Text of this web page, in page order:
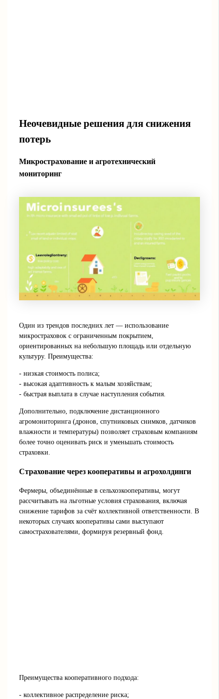
Неочевидные решения для снижения
потерь
Микрострахование и агротехнический
мониторинг
Один из трендов последних лет — использование
микростраховок с ограниченным покрытием,
ориентированных на небольшую площадь или отдельную
культуру. Преимущества:
- низкая стоимость полиса;
- высокая адаптивность к малым хозяйствам;
- быстрая выплата в случае наступления события.
Дополнительно, подключение дистанционного
агромониторинга (дронов, спутниковых снимков, датчиков
влажности и температуры) позволяет страховым компаниям
более точно оценивать риск и уменьшать стоимость
страховки.
Страхование через кооперативы и агрохолдинги
Фермеры, объединённые в сельхозкооперативы, могут
рассчитывать на льготные условия страхования, включая
снижение тарифов за счёт коллективной ответственности. В
некоторых случаях кооперативы сами выступают
самострахователями, формируя резервный фонд.
Преимущества кооперативного подхода:
- коллективное распределение риска;